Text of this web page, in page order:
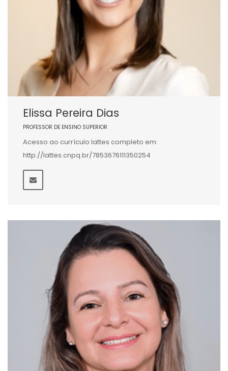
Elissa Pereira Dias
PROFESSOR DE ENSINO SUPERIOR
Acesso ao currículo lattes completo em:
http://lattes.cnpq.br/7853676111350254